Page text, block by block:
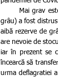
grâu) a fost
aibă rezerve de
are nevoie de
iar în prezent se
încearcă să
urma deflagratiei